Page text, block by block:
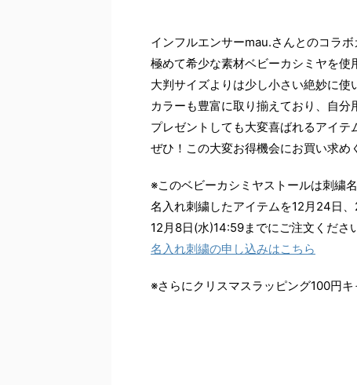
インフルエンサーmau.さんとのコラ
極めて希少な素材ベビーカシミヤを使
大判サイズよりは少し小さい絶妙に使
カラーも豊富に取り揃えており、自分
プレゼントしても大変喜ばれるアイテ
ぜひ！この大変お得機会にお買い求め
※このベビーカシミヤストールは刺繍
名入れ刺繍したアイテムを12月24日
12月8日(水)14:59までにご注文くださ
名入れ刺繍の申し込みはこちら
※さらにクリスマスラッピング100円キ